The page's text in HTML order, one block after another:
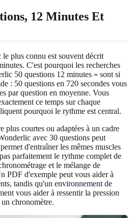
12 Minutes Et
plus connu est souvent décrit
C'est pourquoi les recherches
50 questions 12 minutes » sont si
: 50 questions en 720 secondes vous
par question en moyenne. Vous
ce temps sur chaque
pourquoi le rythme est central.
plus courtes ou adaptées à un cadre
avec 30 questions peut
d'entraîner les mêmes muscles
parfaitement le rythme complet de
et le mélange de
PDF d'exemple peut vous aider à
tandis qu'un environnement de
vous aider à ressentir la pression
chronomètre.